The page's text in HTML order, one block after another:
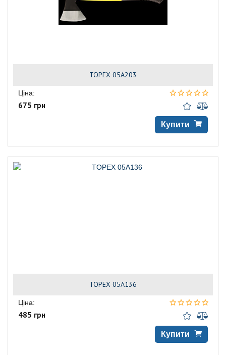
TOPEX 05A203
Ціна:
675 грн
Купити
TOPEX 05A136
Ціна:
485 грн
Купити